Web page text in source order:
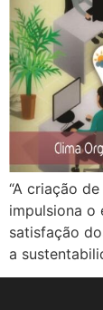
“A criação
impulsiona o
satisfação
a